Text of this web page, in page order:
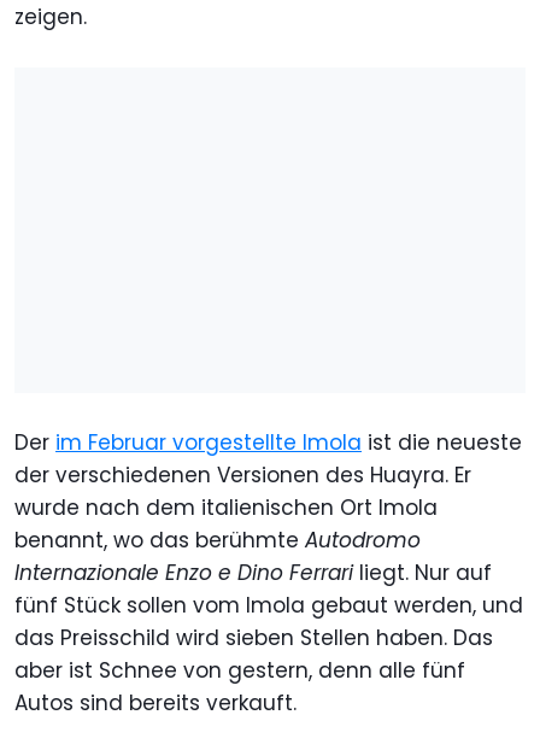
zeigen.
Der im Februar vorgestellte Imola ist die neueste
der verschiedenen Versionen des Huayra. Er
wurde nach dem italienischen Ort Imola
benannt, wo das berühmte Autodromo
Internazionale Enzo e Dino Ferrariliegt. Nur auf
fünf Stück sollen vom Imola gebaut werden, und
das Preisschild wird sieben Stellen haben. Das
aber ist Schnee von gestern, denn alle fünf
Autos sind bereits verkauft.